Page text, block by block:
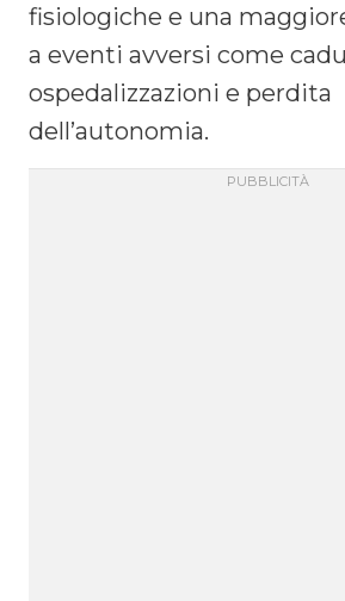
fisiologiche e una
a eventi avversi come
ospedalizzazioni e perdita
dell’autonomia.